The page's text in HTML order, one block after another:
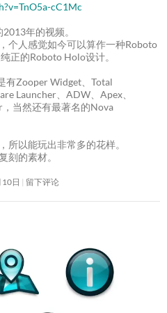
cC1Mc
年的视频。
个人感觉如今可以算作一种Roboto
正的Roboto Holo设计。
有Zooper Widget、Total
Launcher、ADW、Apex、
当然还有最著名的Nova
所以能玩出非常多的花样。
刻的素材。
日 留下评论